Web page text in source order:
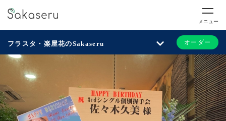
メニュー
フラスタ・楽屋花のSakaseru オーダー